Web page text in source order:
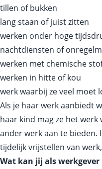
tillen of bukken
lang staan of juist zitten
werken onder hoge
nachtdiensten of
werken met chemische
werken in hitte of kou
werk waarbij ze veel moet
Als je haar werk aanbiedt
haar kind mag ze het
ander werk aan te bieden.
tijdelijk vrijstellen van
Wat kan jij als